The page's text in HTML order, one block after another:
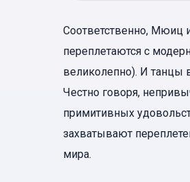
Соответственно, Мюиц
переплетаются с
великолепно). И танцы
Честно говоря,
примитивных
захватывают
мира.